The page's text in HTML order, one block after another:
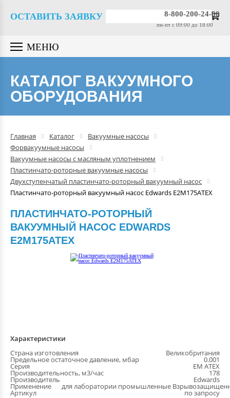
8-800-200-24-80
пн-пт c 09:00 до 18:00
ОСТАВИТЬ ЗАЯВКУ
МЕНЮ
КАТАЛОГ ВАКУУМНОГО
ОБОРУДОВАНИЯ
Главная Каталог
Вакуумные насосы
Форвакуумные насосы
Вакуумные насосы с масляным уплотнением
Пластинчато-роторные вакуумные насосы
Двухступенчатый пластинчато-роторный вакуумный насос
Пластинчато-роторный вакуумный насос Edwards E2M175ATEX
Вакуумные насосы
Вакуумные датчики
Гелиевые течеискатели
Компрессоры
Вакуумные камеры
Промышленные вакуумные
системы
ПЛАСТИНЧАТО-РОТОРНЫЙ
ВАКУУМНЫЙ НАСОС EDWARDS
E2M175ATEX
Характеристики
Страна изготовления
Великобритания
Предельное остаточное давление, мбар 0.001
Серия EM ATEX
Производительность, м3/час 178
Производитель Edwards
Применение для лаборатории промышленные
Артикул
по запросу